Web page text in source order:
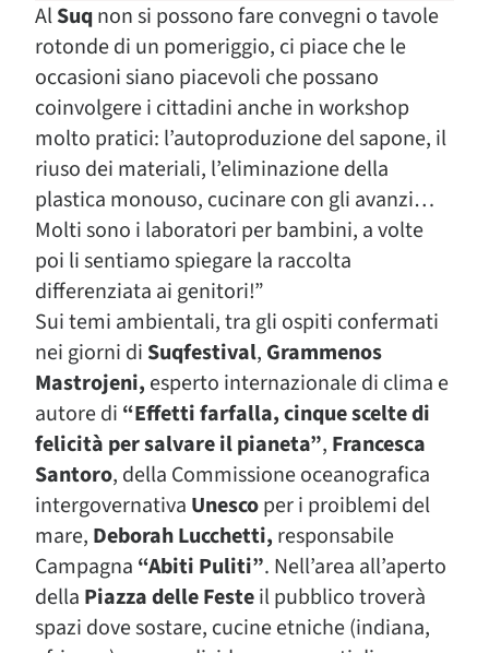
AlSuqnon si possono fare convegni o tavole
rotonde di un pomeriggio, ci piace che le
occasioni siano piacevoli che possano
coinvolgere i cittadini anche in workshop
molto pratici: l’autoproduzione del sapone, il
riuso dei materiali, l’eliminazione della
plastica monouso, cucinare con gli avanzi…
Molti sono i laboratori per bambini, a volte
poi li sentiamo spiegare la raccolta
differenziata ai genitori!”
Sui temi ambientali, tra gli ospiti confermati
nei giorni di Suqfestival, Grammenos
Mastrojeni, esperto internazionale di clima e
autore di “Effetti farfalla, cinque scelte di
felicità per salvare il pianeta”, Francesca
Santoro, della Commissione oceanografica
intergovernativa Unescoper i proiblemi del
mare, Deborah Lucchetti, responsabile
Campagna “Abiti Puliti”. Nell’area all’aperto
della Piazza delle Festeil pubblico troverà
spazi dove sostare, cucine etniche (indiana,